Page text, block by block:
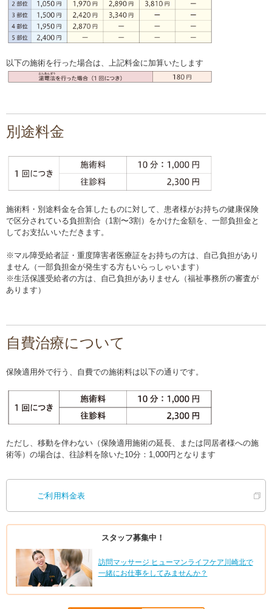
以下の施術を行った場合は、上記料金に加算いたします
別途料金
施術料・別途料金を合算したものに対して、患者様がお持ちの健康保険
で区分されている負担割合（1割〜3割）をかけた金額を、一部負担金と
してお支払いいただきます。
※マル障受給者証・重度障害者医療証をお持ちの方は、自己負担があり
ません（一部負担金が発生する方もいらっしゃいます）
※生活保護受給者の方は、自己負担がありません（福祉事務所の審査が
あります）
自費治療について
保険適用外で行う、自費での施術料は以下の通りです。
ただし、移動を伴わない（保険適用施術の延長、または同居者様への施
術等）の場合は、往診料を除いた10分：1,000円となります
ご利用料金表
スタッフ募集中！
訪問マッサージ ヒューマンライフケア川崎北で
一緒にお仕事をしてみませんか？